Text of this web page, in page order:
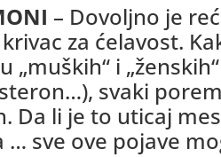
– Dovoljno je
za ćelavost.
„muških“ i
svaki
Da li je to uticaj
… sve ove pojave